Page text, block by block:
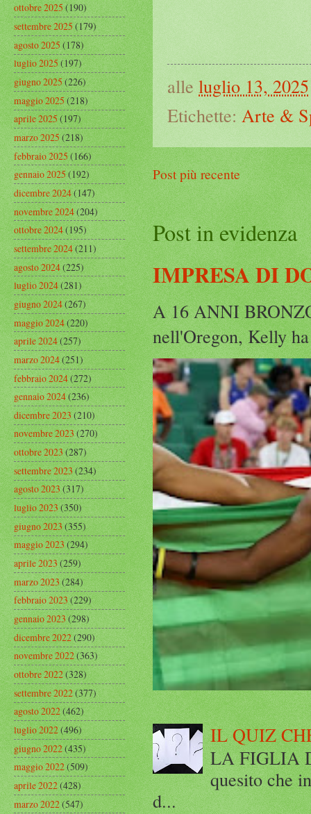
alle luglio 13, 2025
Etichette: Arte &
Post più recente
Post in evidenza
IMPRESA DI
A 16 ANNI
nell'Oregon, Kelly
IL QUIZ
LA FIGLIA
quesito che
d...
ottobre 2025(190)
settembre 2025(179)
agosto 2025(178)
luglio 2025(197)
giugno 2025(226)
maggio 2025(218)
aprile 2025(197)
marzo 2025(218)
febbraio 2025(166)
gennaio 2025(192)
dicembre 2024(147)
novembre 2024(204)
ottobre 2024(195)
settembre 2024(211)
agosto 2024(225)
luglio 2024(281)
giugno 2024(267)
maggio 2024(220)
aprile 2024(257)
marzo 2024(251)
febbraio 2024(272)
gennaio 2024(236)
dicembre 2023(210)
novembre 2023(270)
ottobre 2023(287)
settembre 2023(234)
agosto 2023(317)
luglio 2023(350)
giugno 2023(355)
maggio 2023(294)
aprile 2023(259)
marzo 2023(284)
febbraio 2023(229)
gennaio 2023(298)
dicembre 2022(290)
novembre 2022(363)
ottobre 2022(328)
settembre 2022(377)
agosto 2022(462)
luglio 2022(496)
giugno 2022(435)
maggio 2022(509)
aprile 2022(428)
marzo 2022(547)